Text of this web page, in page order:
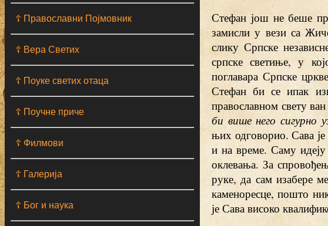
☦ Православни Појмовник
☦ Вера Светих
☦ Поуке светих отаца
☦ Поучне приче
☦ Филмови
☦ Галерија
☦ Бог и наука
Стефан још не беше
замисли у вези са
слику Српске
српске светиње, у
поглавара Српске
Стефан би се ипак
православном свету
би више него сигурно
њих одговорио. Сава је
и на време. Саму идеју
оклевања. За
руке, да сам изабере
каменоресце, пошто
је Сава високо